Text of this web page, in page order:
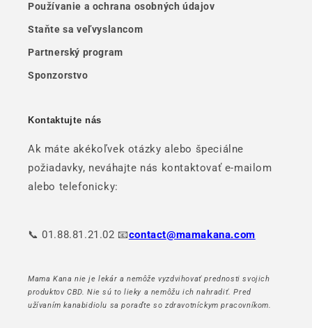
Používanie a ochrana osobných údajov
Staňte sa veľvyslancom
Partnerský program
Sponzorstvo
Kontaktujte nás
Ak máte akékoľvek otázky alebo špeciálne
požiadavky, neváhajte nás kontaktovať e-mailom
alebo telefonicky:
📞 01.88.81.21.02 📧contact@mamakana.com
Mama Kana nie je lekár a nemôže vyzdvihovať prednosti svojich
produktov CBD. Nie sú to lieky a nemôžu ich nahradiť. Pred
užívaním kanabidiolu sa poraďte so zdravotníckym pracovníkom.